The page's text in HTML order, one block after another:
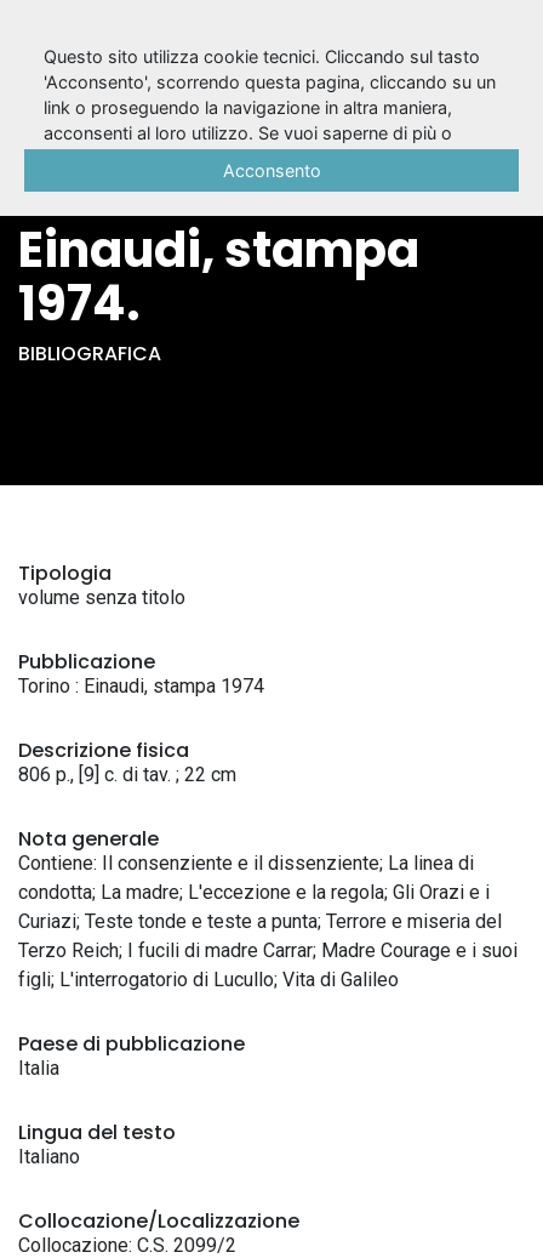
{Teatro} 2 / Bertolt
Brecht. - Torino :
Einaudi, stampa
1974.
BIBLIOGRAFICA
Tipologia
volume senza titolo
Pubblicazione
Torino : Einaudi, stampa 1974
Descrizione fisica
806 p., [9] c. di tav. ; 22 cm
Nota generale
Contiene: Il consenziente e il dissenziente; La linea di
condotta; La madre; L'eccezione e la regola; Gli Orazi e i
Curiazi; Teste tonde e teste a punta; Terrore e miseria del
Terzo Reich; I fucili di madre Carrar; Madre Courage e i suoi
figli; L'interrogatorio di Lucullo; Vita di Galileo
Paese di pubblicazione
Italia
Lingua del testo
Italiano
Collocazione/Localizzazione
Collocazione: C.S. 2099/2
Questo sito utilizza cookie tecnici. Cliccando sul tasto
'Acconsento', scorrendo questa pagina, cliccando su un
link o proseguendo la navigazione in altra maniera,
acconsenti al loro utilizzo. Se vuoi saperne di più o
Acconsento